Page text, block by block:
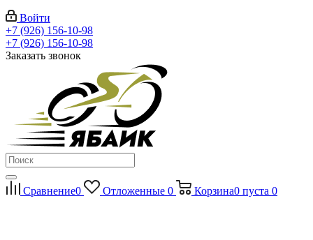
Войти
+7 (926) 156-10-98
+7 (926) 156-10-98
Заказать звонок
Сравнение0 Отложенные 0 Корзина0 пуста 0